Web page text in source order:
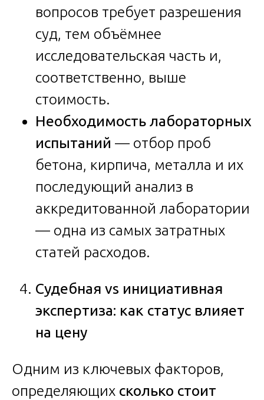
вопросов требует разрешения
суд, тем объёмнее
исследовательская часть и,
соответственно, выше
стоимость.
Необходимость лабораторных
испытаний — отбор проб
бетона, кирпича, металла и их
последующий анализ в
аккредитованной лаборатории
— одна из самых затратных
статей расходов.
Судебная vs инициативная
экспертиза: как статус влияет
на цену
Одним из ключевых факторов,
определяющих сколько стоит